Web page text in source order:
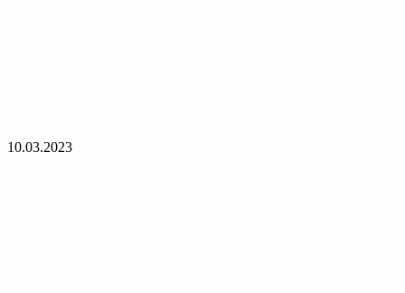
10.03.2023